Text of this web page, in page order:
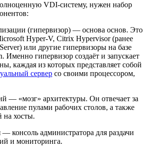
VDI-систему, нужен набор
(гипервизор) — основа основ. Это
Hyper-V, Citrix Hypervisor (ранее
или другие гипервизоры на базе
Именно гипервизор создаёт и запускает
каждая из которых представляет собой
сервер со своими процессором,
— «мозг» архитектуры. Он отвечает за
пулами рабочих столов, а также
на хосты.
консоль администратора для раздачи
и мониторинга.